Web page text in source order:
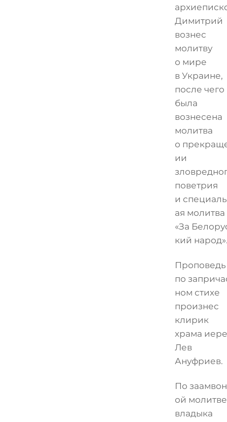
Димитрий
вознес
молитву
о мире
в Украине,
после чего
была
вознесена
молитва
о
ии
поветрия
и
ая молитва
«За
кий
Проповедь
по
ном стихе
произнес
клирик
храма
Лев
Ануфриев.
По
ой молитве
владыка